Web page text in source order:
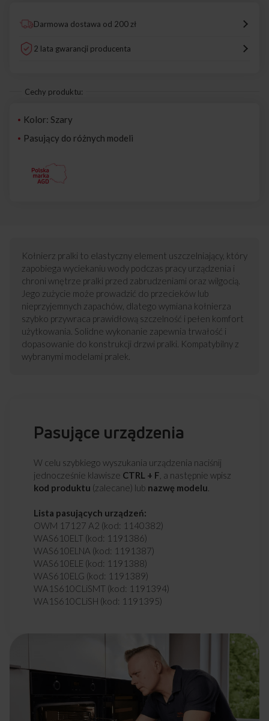
Darmowa dostawa od 200 zł
2 lata gwarancji producenta
Cechy produktu:
Kolor: Szary
Pasujący do różnych modeli
Kołnierz pralki to elastyczny element uszczelniający, który
zapobiega wyciekaniu wody podczas pracy urządzenia i
chroni wnętrze pralki przed zabrudzeniami oraz wilgocią.
Jego zużycie może prowadzić do przecieków lub
nieprzyjemnych zapachów, dlatego wymiana kołnierza
szybko przywraca prawidłową szczelność i pełen komfort
użytkowania. Solidne wykonanie zapewnia trwałość i
dopasowanie do konstrukcji drzwi pralki. Kompatybilny z
wybranymi modelami pralek.
Pasujące urządzenia
W celu szybkiego wyszukania urządzenia naciśnij
jednocześnie klawisze CTRL + F , a następnie wpisz
kod produktu (zalecane) lub nazwę modelu
Lista pasujących urządzeń:
OWM 17127 A2 (kod: 1140382)
WAS610ELT (kod: 1191386)
WAS610ELNA (kod: 1191387)
WAS610ELE (kod: 1191388)
WAS610ELG (kod: 1191389)
WA1S610CLiSMT (kod: 1191394)
WA1S610CLiSH (kod: 1191395)
WA1C714BLiSG (kod: 1191399)
OWM 6137 E (kod: 1191606)
NWAS610DL (kod: 1193958)
GWAS610DL (kod: 1194236)
EWAS610DL (kod: 1194238)
WA0S610DO (kod: 1194299)